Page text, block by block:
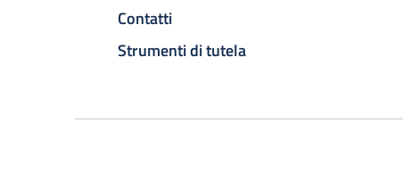
Contatti
Strumenti di tutela